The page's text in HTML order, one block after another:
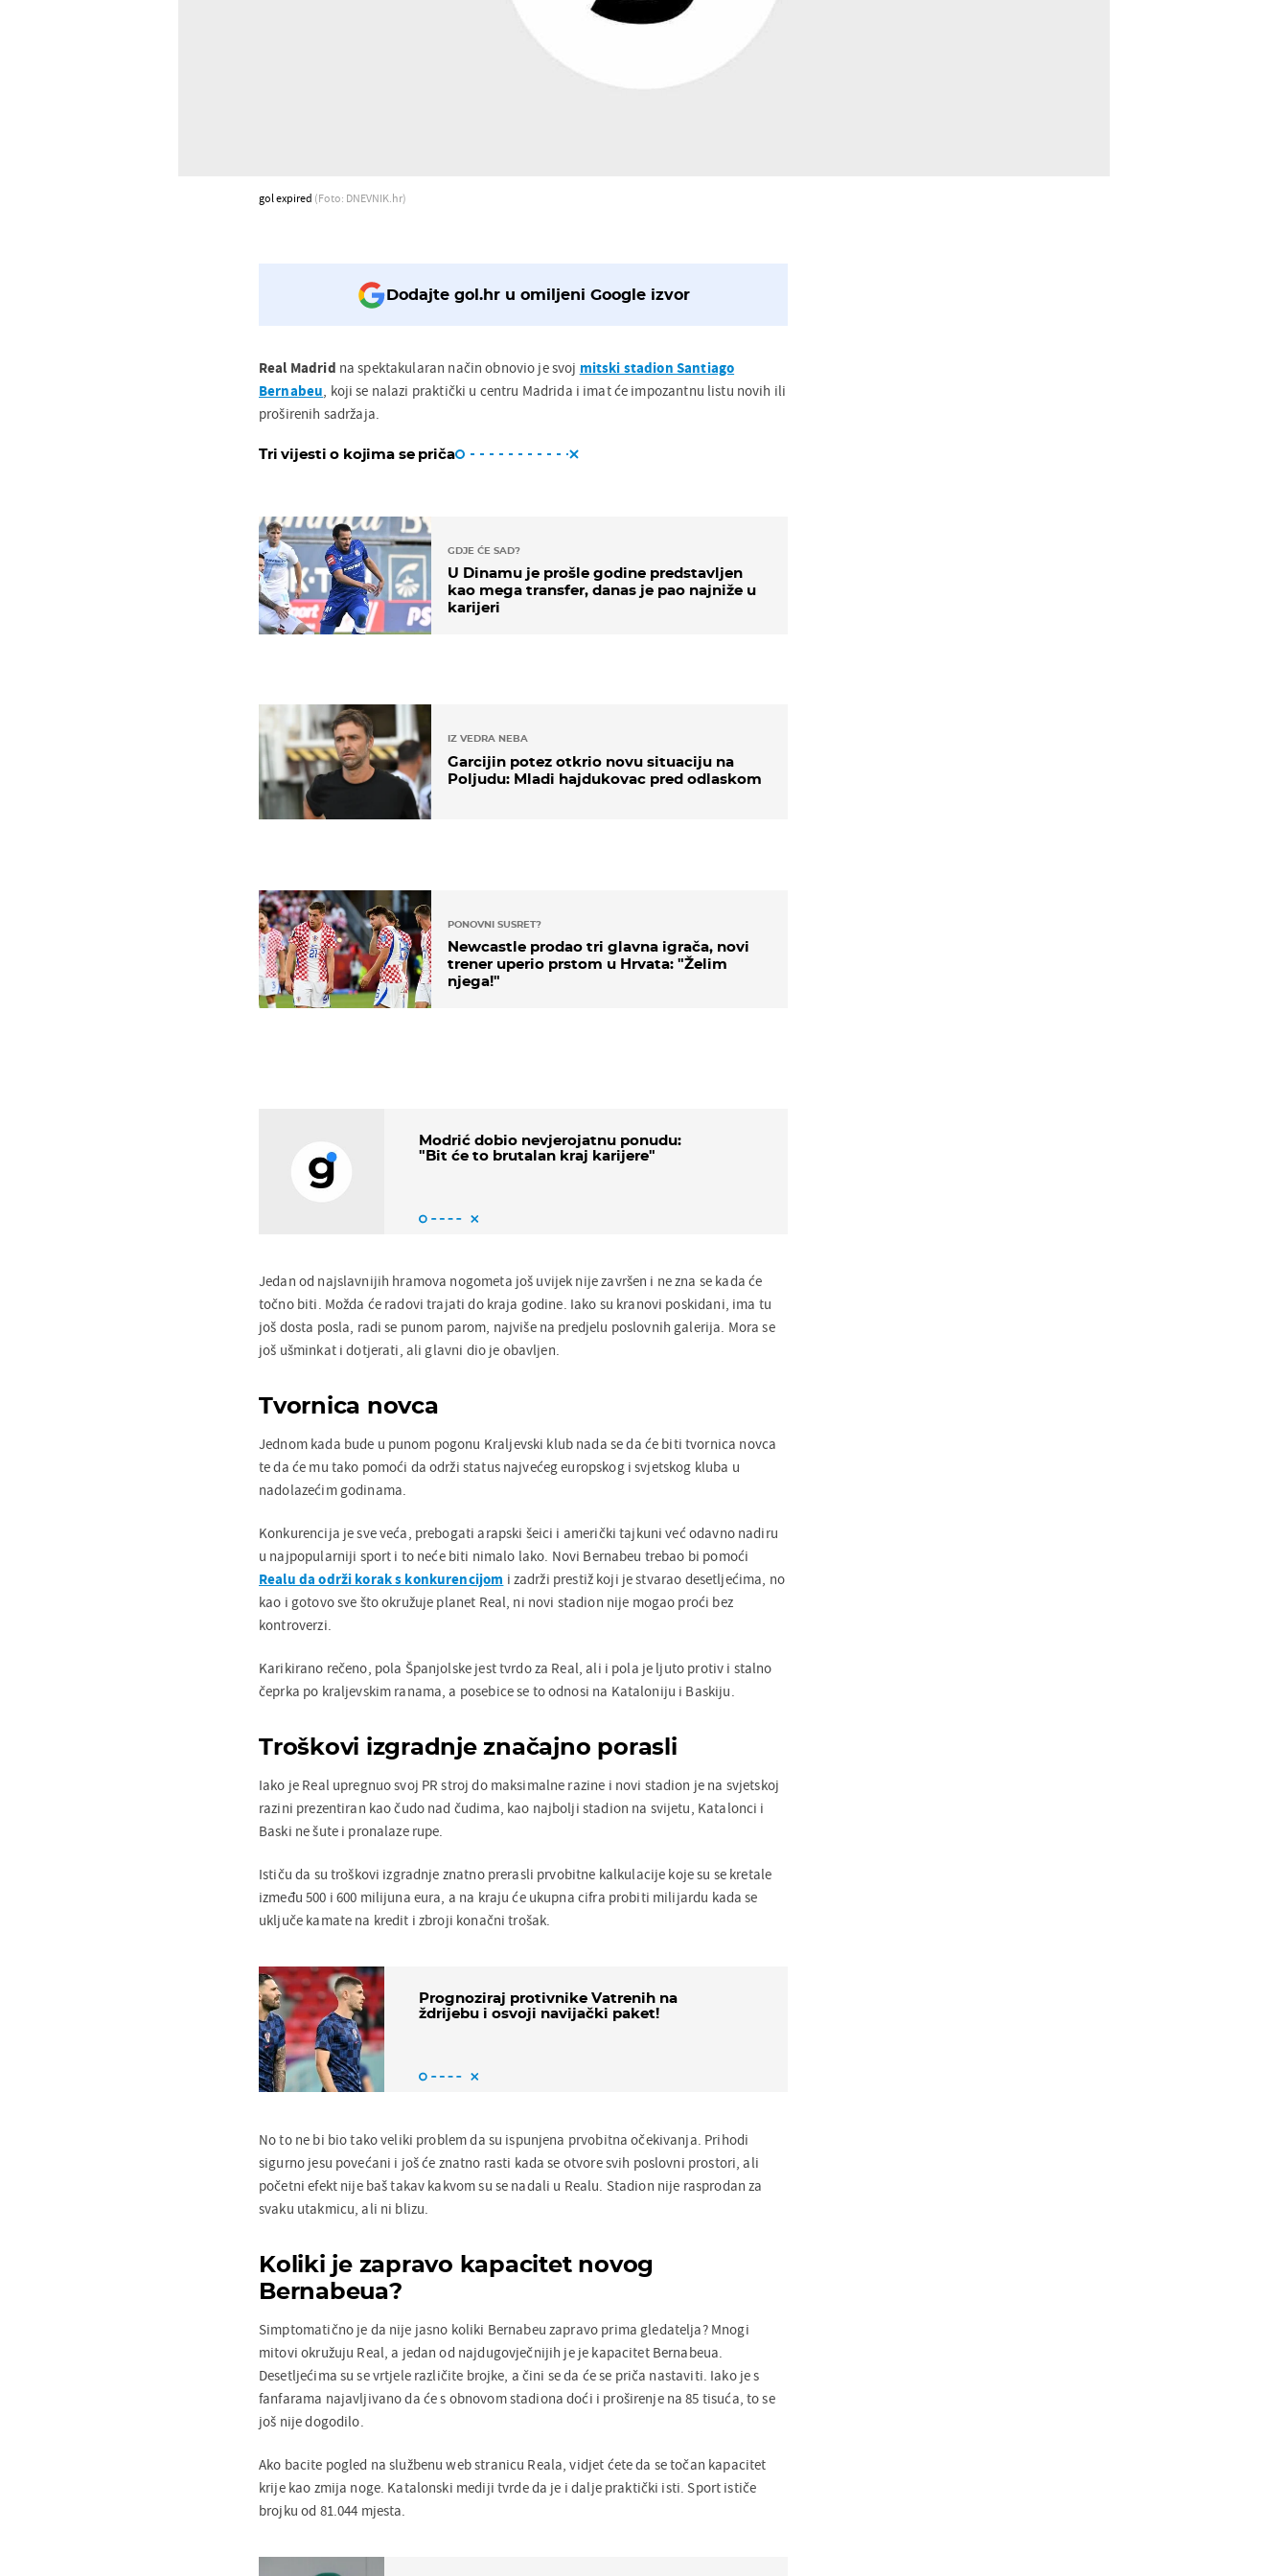
gol expired (Foto: DNEVNIK.hr)
Dodajte gol.hr u omiljeni Google izvor
Real Madrid na spektakularan način obnovio je svoj mitski stadion Santiago
Bernabeu, koji se nalazi praktički u centru Madrida i imat će impozantnu listu novih ili
proširenih sadržaja.
Tri vijesti o kojima se priča
GDJE ĆE SAD?
U Dinamu je prošle godine predstavljen
kao mega transfer, danas je pao najniže u
karijeri
IZ VEDRA NEBA
Garcijin potez otkrio novu situaciju na
Poljudu: Mladi hajdukovac pred odlaskom
PONOVNI SUSRET?
Newcastle prodao tri glavna igrača, novi
trener uperio prstom u Hrvata: "Želim
njega!"
Modrić dobio nevjerojatnu ponudu:
"Bit će to brutalan kraj karijere"
Jedan od najslavnijih hramova nogometa još uvijek nije završen i ne zna se kada će
točno biti. Možda će radovi trajati do kraja godine. Iako su kranovi poskidani, ima tu
još dosta posla, radi se punom parom, najviše na predjelu poslovnih galerija. Mora se
još ušminkat i dotjerati, ali glavni dio je obavljen.
Tvornica novca
Jednom kada bude u punom pogonu Kraljevski klub nada se da će biti tvornica novca
te da će mu tako pomoći da održi status najvećeg europskog i svjetskog kluba u
nadolazećim godinama.
Konkurencija je sve veća, prebogati arapski šeici i američki tajkuni već odavno nadiru
u najpopularniji sport i to neće biti nimalo lako. Novi Bernabeu trebao bi pomoći
Realu da održi korak s konkurencijom i zadrži prestiž koji je stvarao desetljećima, no
kao i gotovo sve što okružuje planet Real, ni novi stadion nije mogao proći bez
kontroverzi.
Karikirano rečeno, pola Španjolske jest tvrdo za Real, ali i pola je ljuto protiv i stalno
čeprka po kraljevskim ranama, a posebice se to odnosi na Kataloniju i Baskiju.
Troškovi izgradnje značajno porasli
Iako je Real upregnuo svoj PR stroj do maksimalne razine i novi stadion je na svjetskoj
razini prezentiran kao čudo nad čudima, kao najbolji stadion na svijetu, Katalonci i
Baski ne šute i pronalaze rupe.
Ističu da su troškovi izgradnje znatno prerasli prvobitne kalkulacije koje su se kretale
između 500 i 600 milijuna eura, a na kraju će ukupna cifra probiti milijardu kada se
uključe kamate na kredit i zbroji konačni trošak.
Prognoziraj protivnike Vatrenih na
ždrijebu i osvoji navijački paket!
No to ne bi bio tako veliki problem da su ispunjena prvobitna očekivanja. Prihodi
sigurno jesu povećani i još će znatno rasti kada se otvore svih poslovni prostori, ali
početni efekt nije baš takav kakvom su se nadali u Realu. Stadion nije rasprodan za
svaku utakmicu, ali ni blizu.
Koliki je zapravo kapacitet novog
Bernabeua?
Simptomatično je da nije jasno koliki Bernabeu zapravo prima gledatelja? Mnogi
mitovi okružuju Real, a jedan od najdugovječnijih je je kapacitet Bernabeua.
Desetljećima su se vrtjele različite brojke, a čini se da će se priča nastaviti. Iako je s
fanfarama najavljivano da će s obnovom stadiona doći i proširenje na 85 tisuća, to se
još nije dogodilo.
Ako bacite pogled na službenu web stranicu Reala, vidjet ćete da se točan kapacitet
krije kao zmija noge. Katalonski mediji tvrde da je i dalje praktički isti. Sport ističe
brojku od 81.044 mjesta.